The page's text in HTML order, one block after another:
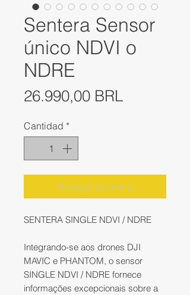
Sentera Sensor
único NDVI o
NDRE
26.990,00 BRLPrecio
Cantidad *
Agregar al carrito
SENTERA SINGLE NDVI / NDRE
Integrando-se aos drones DJI
MAVIC e PHANTOM, o sensor
SINGLE NDVI / NDRE fornece
informações excepcionais sobre a